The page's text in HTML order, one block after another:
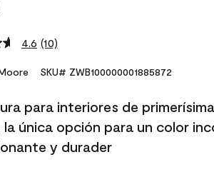
4.6 Read
Reviews.
link.
(10)
SKU# ZWB100000001885872
para interiores de
la única opción para un color
y durader